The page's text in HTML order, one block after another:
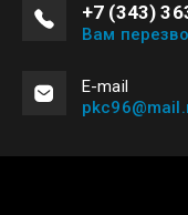
+7 (343)
Вам
Е-mail